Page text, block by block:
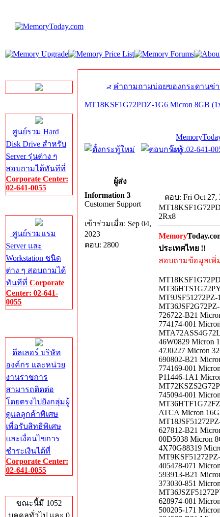
ศูนย์รวม Hard
Disk Drive สำหรับ
Server รุ่นต่าง ๆ
สอบถามได้ทันทีที่
Corporate Center:
02-641-0055
ศูนย์รวมแรม
Server และ
Workstation ชนิด
ต่าง ๆ สอบถามได้
ทันทีที่ Corporate
Center: 02-641-
0055
ดีลเลอร์ บริษัท
องค์กร และหน่วย
งานราชการ
สามารถติดต่อ
โดยตรงไปยังกลุ่มผู้
ดูแลลูกค้าพิเศษ
เพื่อรับสิทธิพิเศษ
และเงื่อนไขการ
ชำระเงินได้ที่
Corporate Center:
02-641-0055
ขณะนี้มี 1052
บุคคลทั่วไป และ 0
คำถามถามบ่อยของกระดานข่
MT18KSF1G72PDZ-1G6 Micron 8GB
โทร.02-641-
ผู้ส่ง
Information 3
Customer Support
เข้าร่วมเมื่อ: Sep 04,
2023
ตอบ: 2800
ตอบ: Fri Oct 27,
2Rx8
Memory
ประเทศไทย !!
สอบถามข้อมูลเพิ่
726722-B21
774174-001
46W0829 Micron
47J0227 Micron
690802-B21
774169-001
P11446-1A1
745094-001
ATCA Micron
627812-B21
00D5038 Micron
4X70G88319
405478-071
593913-B21
373030-851
628974-081
500205-171